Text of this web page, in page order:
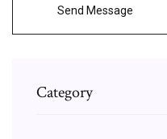
Send Message
Category